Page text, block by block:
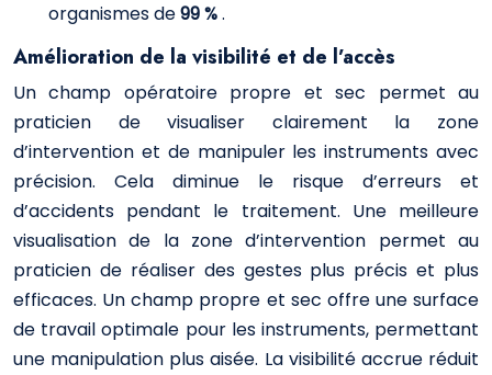
organismes de99 %.
Amélioration de la visibilité et de l’accès
Un champ opératoire propre et sec permet au
praticien de visualiser clairement la zone
d’intervention et de manipuler les instruments avec
précision. Cela diminue le risque d’erreurs et
d’accidents pendant le traitement. Une meilleure
visualisation de la zone d’intervention permet au
praticien de réaliser des gestes plus précis et plus
efficaces. Un champ propre et sec offre une surface
de travail optimale pour les instruments, permettant
une manipulation plus aisée. La visibilité accrue réduit